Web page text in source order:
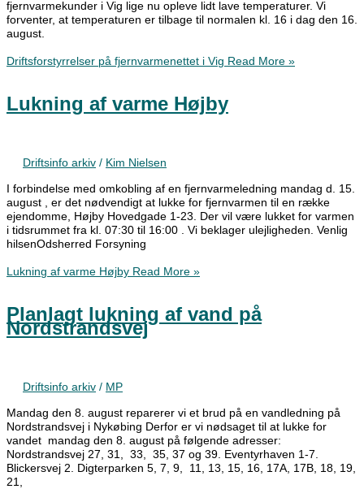
fjernvarmekunder i Vig lige nu opleve lidt lave temperaturer. Vi
forventer, at temperaturen er tilbage til normalen kl. 16 i dag den 16.
august.
Driftsforstyrrelser på fjernvarmenettet i Vig Read More »
Lukning af varme Højby
Driftsinfo arkiv / Kim Nielsen
I forbindelse med omkobling af en fjernvarmeledning mandag d. 15.
august , er det nødvendigt at lukke for fjernvarmen til en række
ejendomme, Højby Hovedgade 1-23. Der vil være lukket for varmen
i tidsrummet fra kl. 07:30 til 16:00 . Vi beklager ulejligheden. Venlig
hilsenOdsherred Forsyning
Lukning af varme Højby Read More »
Planlagt lukning af vand på
Nordstrandsvej
Driftsinfo arkiv / MP
Mandag den 8. august reparerer vi et brud på en vandledning på
Nordstrandsvej i Nykøbing Derfor er vi nødsaget til at lukke for
vandet mandag den 8. august på følgende adresser:
Nordstrandsvej 27, 31, 33, 35, 37 og 39. Eventyrhaven 1-7.
Blickersvej 2. Digterparken 5, 7, 9, 11, 13, 15, 16, 17A, 17B, 18, 19,
21,